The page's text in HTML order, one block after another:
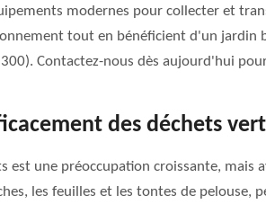
modernes pour collecter et
tout en bénéficient d'un jardin
Contactez-nous dès aujourd'hui
des déchets
est une préoccupation croissante, mais
les feuilles et les tontes de